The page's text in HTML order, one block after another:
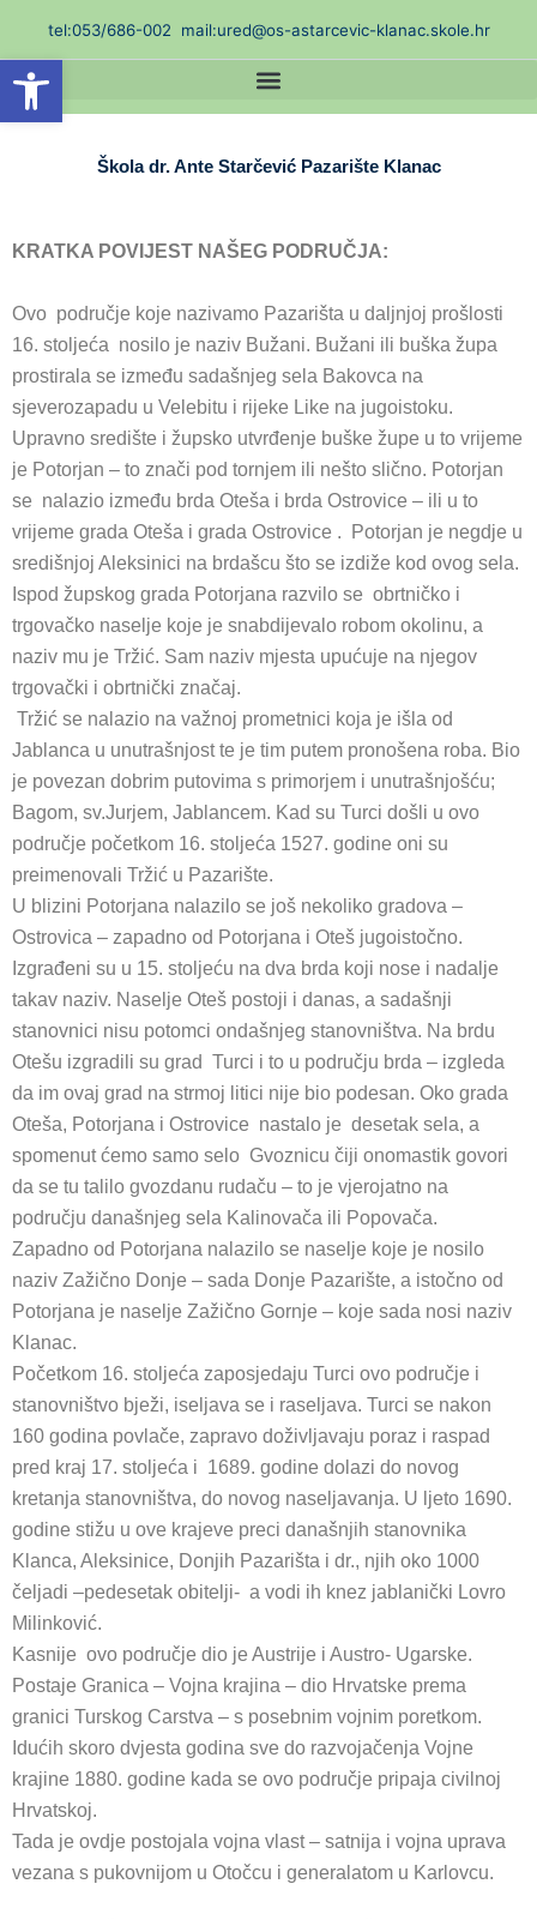
Open toolbar
content
tel:053/686-002 mail:ured@os-astarcevic-klanac.skole.hr
Škola dr. Ante Starčević Pazarište Klanac
KRATKA POVIJEST NAŠEG PODRUČJA:
Ovo područje koje nazivamo Pazarišta u daljnjoj prošlosti
16. stoljeća nosilo je naziv Bužani. Bužani ili buška župa
prostirala se između sadašnjeg sela Bakovca na
sjeverozapadu u Velebitu i rijeke Like na jugoistoku.
Upravno središte i župsko utvrđenje buške župe u to vrijeme
je Potorjan – to znači pod tornjem ili nešto slično. Potorjan
se nalazio između brda Oteša i brda Ostrovice – ili u to
vrijeme grada Oteša i grada Ostrovice . Potorjan je negdje u
središnjoj Aleksinici na brdašcu što se izdiže kod ovog sela.
Ispod župskog grada Potorjana razvilo se obrtničko i
trgovačko naselje koje je snabdijevalo robom okolinu, a
naziv mu je Tržić. Sam naziv mjesta upućuje na njegov
trgovački i obrtnički značaj.
Tržić se nalazio na važnoj prometnici koja je išla od
Jablanca u unutrašnjost te je tim putem pronošena roba. Bio
je povezan dobrim putovima s primorjem i unutrašnjošću;
Bagom, sv.Jurjem, Jablancem. Kad su Turci došli u ovo
područje početkom 16. stoljeća 1527. godine oni su
preimenovali Tržić u Pazarište.
U blizini Potorjana nalazilo se još nekoliko gradova –
Ostrovica – zapadno od Potorjana i Oteš jugoistočno.
Izgrađeni su u 15. stoljeću na dva brda koji nose i nadalje
takav naziv. Naselje Oteš postoji i danas, a sadašnji
stanovnici nisu potomci ondašnjeg stanovništva. Na brdu
Otešu izgradili su grad Turci i to u području brda – izgleda
da im ovaj grad na strmoj litici nije bio podesan. Oko grada
Oteša, Potorjana i Ostrovice nastalo je desetak sela, a
spomenut ćemo samo selo Gvoznicu čiji onomastik govori
da se tu talilo gvozdanu rudaču – to je vjerojatno na
području današnjeg sela Kalinovača ili Popovača.
Zapadno od Potorjana nalazilo se naselje koje je nosilo
naziv Zažično Donje – sada Donje Pazarište, a istočno od
Potorjana je naselje Zažično Gornje – koje sada nosi naziv
Klanac.
Početkom 16. stoljeća zaposjedaju Turci ovo područje i
stanovništvo bježi, iseljava se i raseljava. Turci se nakon
160 godina povlače, zapravo doživljavaju poraz i raspad
pred kraj 17. stoljeća i 1689. godine dolazi do novog
kretanja stanovništva, do novog naseljavanja. U ljeto 1690.
godine stižu u ove krajeve preci današnjih stanovnika
Klanca, Aleksinice, Donjih Pazarišta i dr., njih oko 1000
čeljadi –pedesetak obitelji- a vodi ih knez jablanički Lovro
Milinković.
Kasnije ovo područje dio je Austrije i Austro- Ugarske.
Postaje Granica – Vojna krajina – dio Hrvatske prema
granici Turskog Carstva – s posebnim vojnim poretkom.
Idućih skoro dvjesta godina sve do razvojačenja Vojne
krajine 1880. godine kada se ovo područje pripaja civilnoj
Hrvatskoj.
Tada je ovdje postojala vojna vlast – satnija i vojna uprava
vezana s pukovnijom u Otočcu i generalatom u Karlovcu.